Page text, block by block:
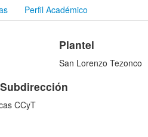
Perfil Académico
Plantel
San Lorenzo Tezonco
CCyT